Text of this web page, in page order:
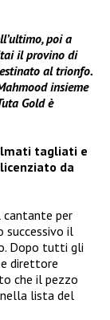
poi a
il provino di
al trionfo.
insieme
Gold è
tagliati e
da
per
successivo il
Dopo tutti gli
direttore
che il pezzo
lista del